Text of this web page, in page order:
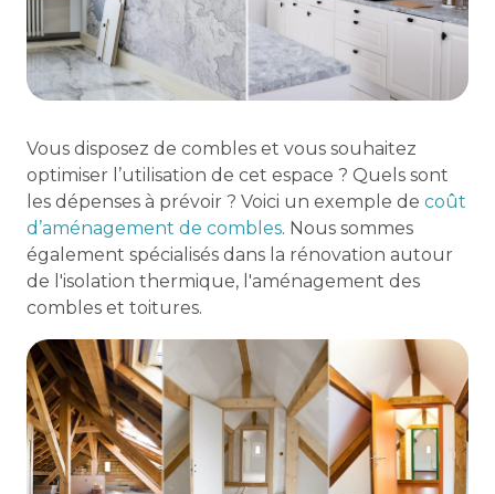
Vous disposez de combles et vous souhaitez
optimiser l’utilisation de cet espace ? Quels sont
les dépenses à prévoir ? Voici un exemple de coût
d’aménagement de combles. Nous sommes
également spécialisés dans la rénovation autour
de l'isolation thermique, l'aménagement des
combles et toitures.